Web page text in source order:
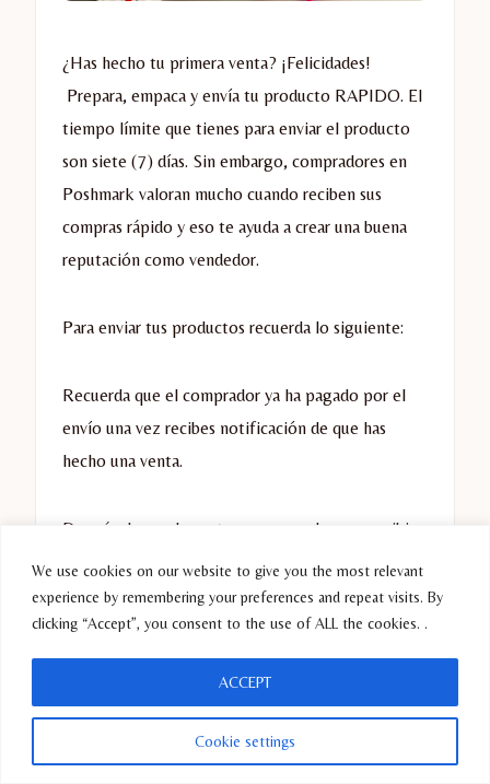
We use cookies on our website to give you the most relevant
experience by remembering your preferences and repeat visits. By
clicking “Accept”, you consent to the use of ALL the cookies. .
Cookie settings
ACCEPT
¿Has hecho tu primera venta? ¡Felicidades!
Prepara, empaca y envía tu producto RAPIDO. El
tiempo límite que tienes para enviar el producto
son siete (7) días. Sin embargo, compradores en
Poshmark valoran mucho cuando reciben sus
compras rápido y eso te ayuda a crear una buena
reputación como vendedor.
Para enviar tus productos recuerda lo siguiente:
Recuerda que el comprador ya ha pagado por el
envío una vez recibes notificación de que has
hecho una venta.
Depués de que la venta es procesada vas a recibir
en tu email el «label» o etiqueta de envio que
debes imprimir y pegar en el paquete. Esta
etiqueta la describen en inglés como:pre-
addressed, pre-paid USPS shipping label.
cuenta de Poshmark en el area de «Sales».